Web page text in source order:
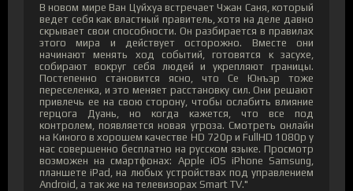
В новом мире Ван Цуйхуа встречает Чжан Саня, который
ведет себя как властный правитель, хотя на деле давно
скрывает свои способности. Он разбирается в правилах
этого мира и действует осторожно. Вместе они
начинают менять ход событий, готовятся к засухе,
собирают вокруг себя людей и укрепляют границы.
Постепенно становится ясно, что Се Юнъэр тоже
переселенка, и это меняет расстановку сил. Они решают
привлечь ее на свою сторону, чтобы ослабить влияние
герцога Дуань, но когда кажется, что все под
контролем, появляется новая угроза. Смотреть онлайн
на Киного в хорошем качестве HD 720p и FullHD 1080p у
нас совершенно бесплатно на русском языке. Просмотр
возможен на смартфонах: Apple iOS iPhone Samsung,
планшете iPad, на любых устройствах под управлением
Android, а так же на телевизорах Smart TV."